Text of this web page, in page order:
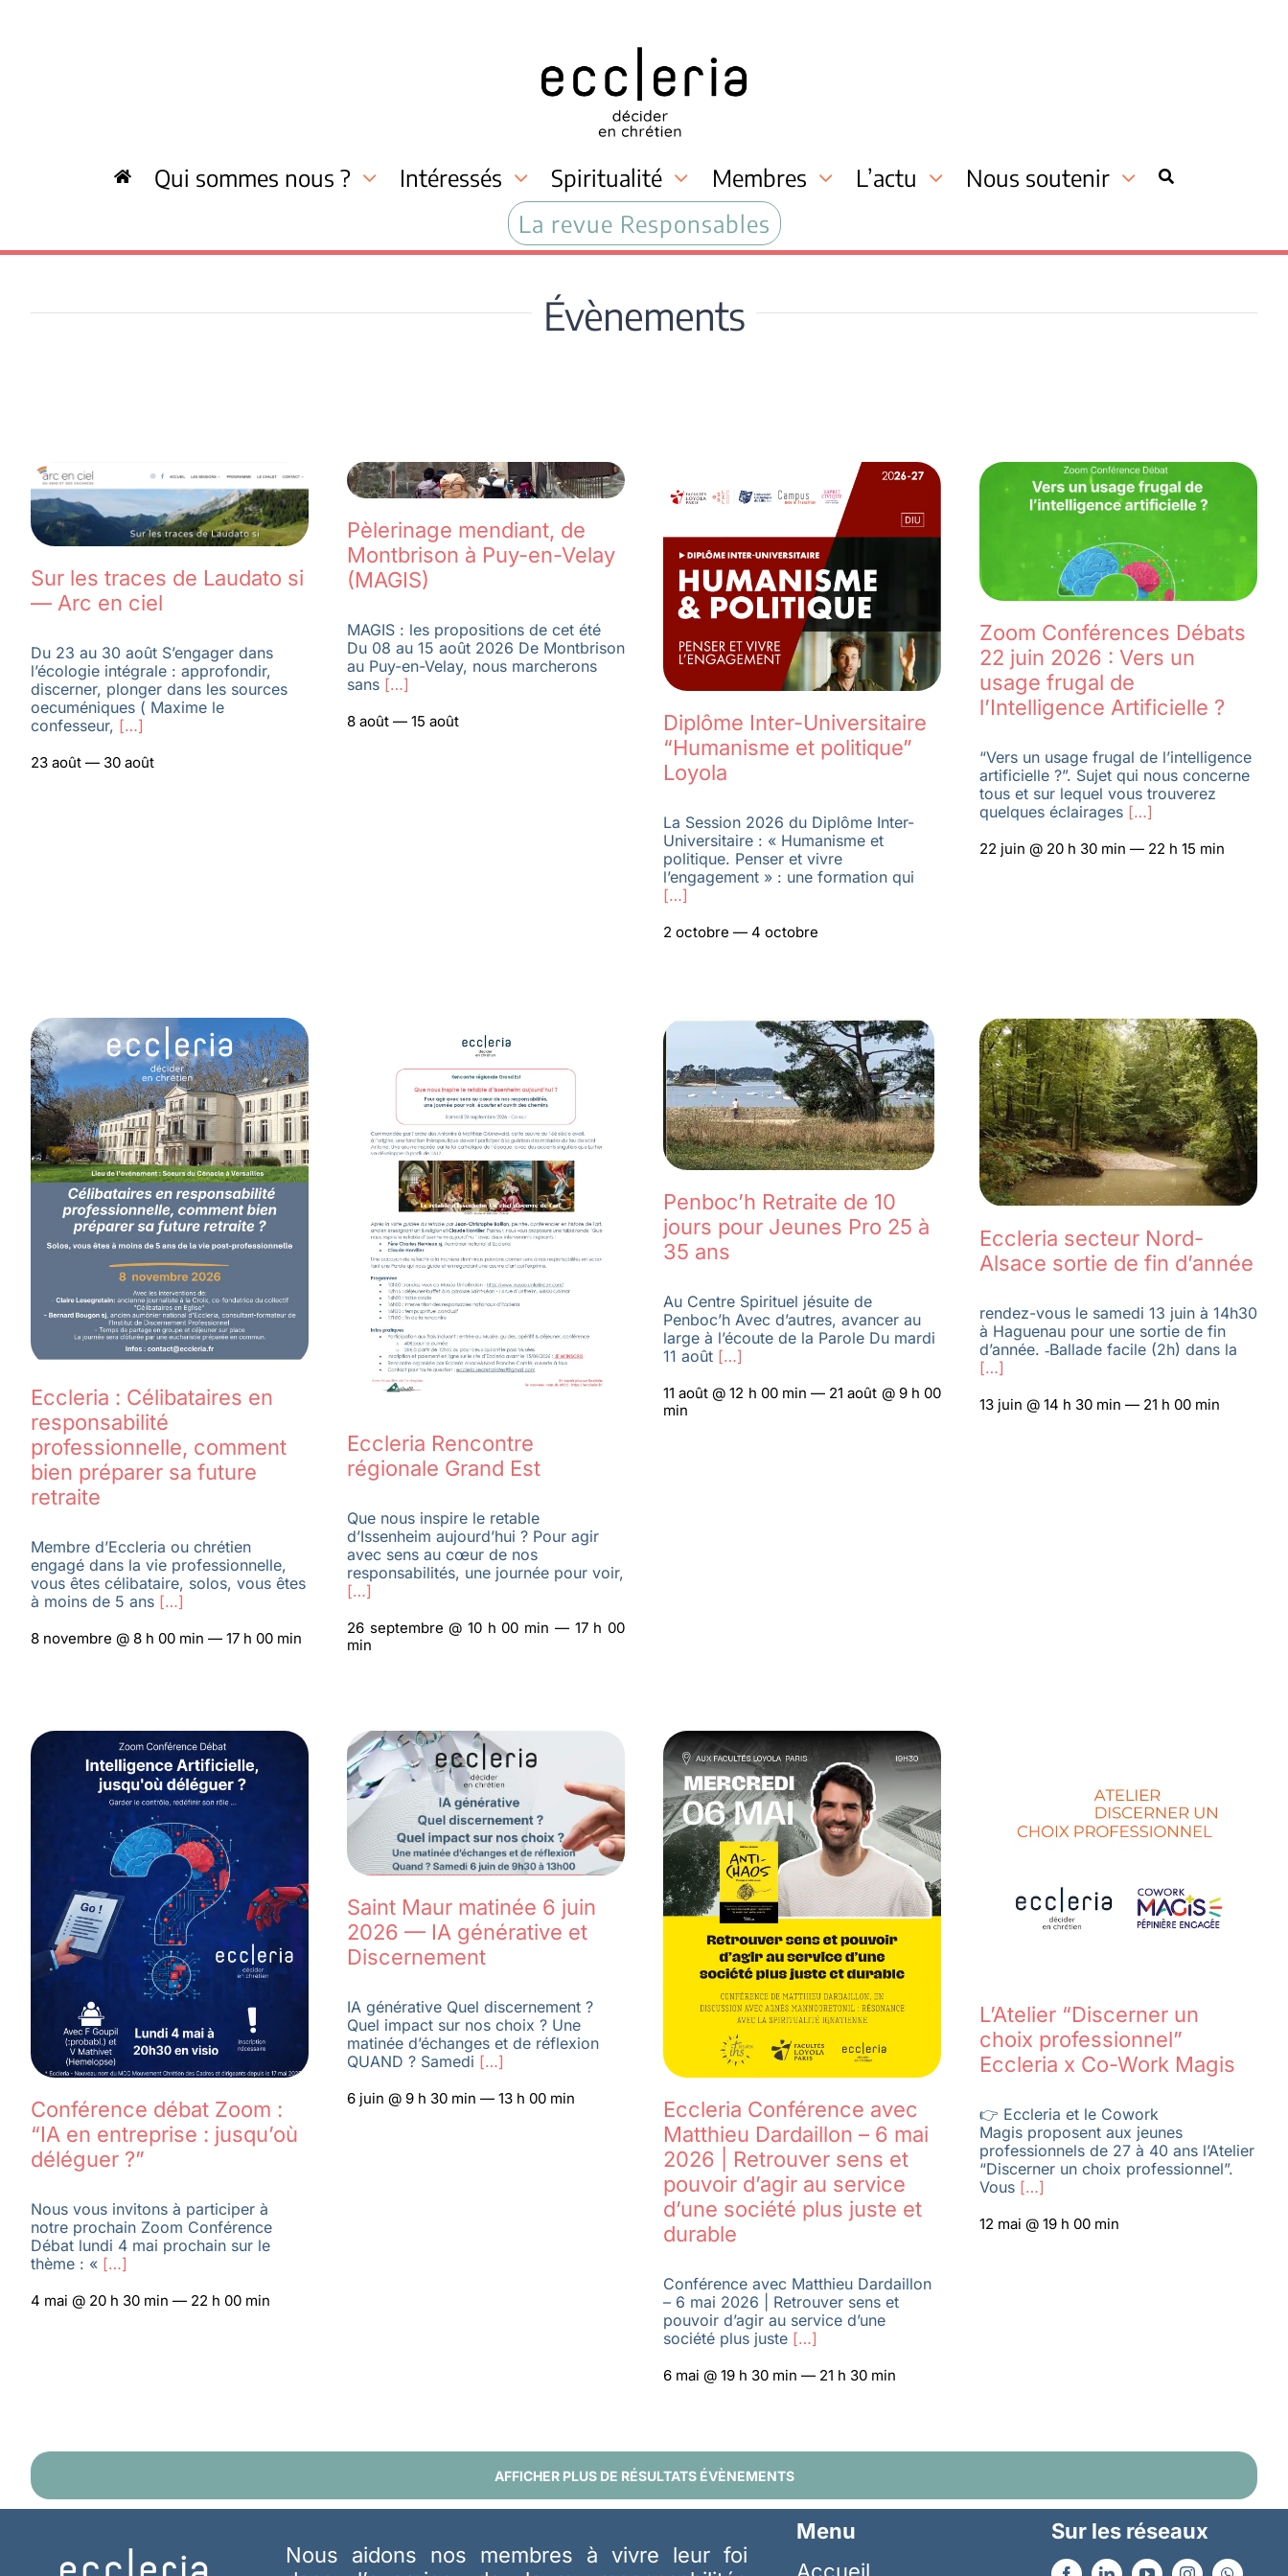
Qui sommes nous ? Intéressés Spiritualité Membres L’actu
Nous soutenir
La revue Responsables
Évènements
Sur les traces de Laudato si
— Arc en ciel
Du 23 au 30 août S’engager dans
l’écologie intégrale : approfondir,
discerner, plonger dans les sources
oecuméniques ( Maxime le
confesseur, […]
23 août — 30 août
Pèlerinage mendiant, de
Montbrison à Puy-en-Velay
(MAGIS)
MAGIS : les propositions de cet été
Du 08 au 15 août 2026 De Montbrison
au Puy-en-Velay, nous marcherons
sans[…]
8 août — 15 août
Diplôme Inter-Universitaire
“Humanisme et politique”
Loyola
La Session 2026 du Diplôme Inter-
Universitaire : « Humanisme et
politique. Penser et vivre
l’engagement » : une formation qui
[…]
2 octobre — 4 octobre
Zoom Conférences Débats
22 juin 2026 : Vers un
usage frugal de
l’Intelligence Artificielle ?
“Vers un usage frugal de l’intelligence
artificielle ?”. Sujet qui nous concerne
tous et sur lequel vous trouverez
quelques éclairages[…]
22 juin @ 20 h 30 min — 22 h 15 min
Eccleria : Célibataires en
responsabilité
professionnelle, comment
bien préparer sa future
retraite
Membre d’Eccleria ou chrétien
engagé dans la vie professionnelle,
vous êtes célibataire, solos, vous êtes
à moins de 5 ans[…]
8 novembre @ 8 h 00 min — 17 h 00 min
Eccleria Rencontre
régionale Grand Est
Que nous inspire le retable
d’Issenheim aujourd’hui ? Pour agir
avec sens au cœur de nos
responsabilités, une journée pour voir,
[…]
26 septembre @ 10 h 00 min — 17 h 00
min
Penboc’h Retraite de 10
jours pour Jeunes Pro 25 à
35 ans
Au Centre Spirituel jésuite de
Penboc’h Avec d’autres, avancer au
large à l’écoute de la Parole Du mardi
11 août[…]
11 août @ 12 h 00 min — 21 août @ 9 h 00
min
Eccleria secteur Nord-
Alsace sortie de fin d’année
rendez-vous le samedi 13 juin à 14h30
à Haguenau pour une sortie de fin
d’année. ‑Ballade facile (2h) dans la
[…]
13 juin @ 14 h 30 min — 21 h 00 min
Conférence débat Zoom :
“IA en entreprise : jusqu’où
déléguer ?”
Nous vous invitons à participer à
notre prochain Zoom Conférence
Débat lundi 4 mai prochain sur le
thème : «[…]
4 mai @ 20 h 30 min — 22 h 00 min
Saint Maur matinée 6 juin
2026 — IA générative et
Discernement
IA générative Quel discernement ?
Quel impact sur nos choix ? Une
matinée d’échanges et de réflexion
QUAND ? Samedi […]
6 juin @ 9 h 30 min — 13 h 00 min
Eccleria Conférence avec
Matthieu Dardaillon – 6 mai
2026 | Retrouver sens et
pouvoir d’agir au service
d’une société plus juste et
durable
Conférence avec Matthieu Dardaillon
– 6 mai 2026 | Retrouver sens et
pouvoir d’agir au service d’une
société plus juste[…]
6 mai @ 19 h 30 min — 21 h 30 min
L’Atelier “Discerner un
choix professionnel”
Eccleria x Co-Work Magis
👉 Eccleria et le Cowork
Magis proposent aux jeunes
professionnels de 27 à 40 ans l’Atelier
“Discerner un choix professionnel”.
Vous[…]
12 mai @ 19 h 00 min
AFFICHER PLUS DE RÉSULTATS ÉVÈNEMENTS
Nous aidons nos membres à vivre leur foi
Menu
Sur les réseaux